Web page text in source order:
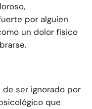
por alguien
un dolor físico
ser ignorado por
que